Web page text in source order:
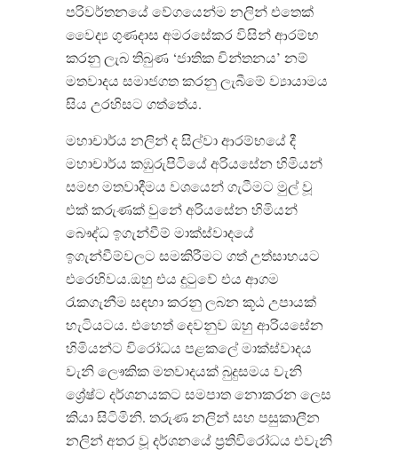
පරිවර්තනයේ වේගයෙන්ම නලින් එතෙක්
වෛද්‍ය ගුණදාස අමරසේකර විසින් ආරම්භ
කරනු ලැබ තිබුණ ‘ජාතික චින්තනය’ නම්
මතවාදය සමාජගත කරනු ලැබීමේ ව්‍යායාමය
සිය උරහිසට ගත්තේය.
මහාචාර්ය නලින් ද සිල්වා ආරම්භයේ දී
මහාචාර්ය කඹුරුපිටියේ අරියසේන හිමියන්
සමඟ මතවාදීමය වශයෙන් ගැටීමට මුල් වූ
එක් කරුණක් වුනේ අරියසේන හිමියන්
බෞද්ධ ඉගැන්වීම් මාක්ස්වාදයේ
ඉගැන්වීම්වලට සමකිරීමට ගත් උත්සාහයට
එරෙහිවය.ඔහු එය දුටුවේ එය ආගම
රැකගැනීම සඳහා කරනු ලබන කූඨ උපායක්
හැටියටය. එහෙත් දෙවනුව ඔහු ආරියසේන
හිමියන්ට විරෝධය පළකලේ මාක්ස්වාදය
වැනි ලෞකික මතවාදයක් බුදුසමය වැනි
ශ්‍රේෂ්ට දර්ශනයකට සමපාත නොකරන ලෙස
කියා සිටිමිනි. තරුණ නලින් සහ පසුකාලීන
නලින් අතර වූ දර්ශනයේ ප්‍රතිවිරෝධය එවැනි